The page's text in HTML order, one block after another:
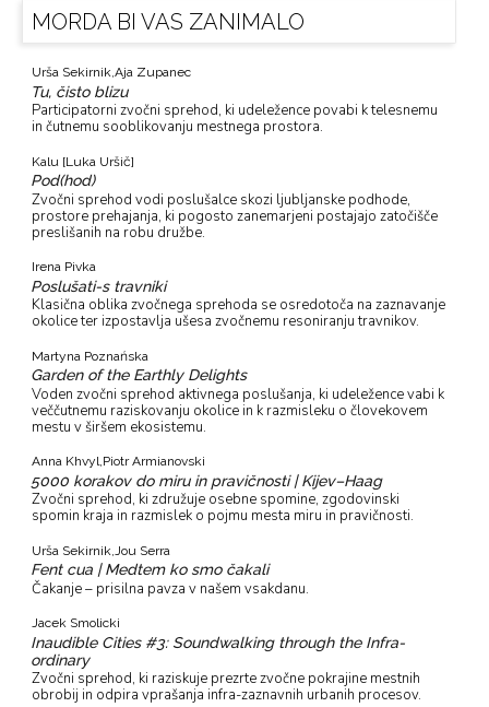
MORDA BI VAS ZANIMALO
Urša Sekirnik,Aja Zupanec
Tu, čisto blizu
Participatorni zvočni sprehod, ki udeležence povabi k telesnemu
in čutnemu sooblikovanju mestnega prostora.
Kalu [Luka Uršič]
Pod(hod)
Zvočni sprehod vodi poslušalce skozi ljubljanske podhode,
prostore prehajanja, ki pogosto zanemarjeni postajajo zatočišče
preslišanih na robu družbe.
Irena Pivka
Poslušati-s travniki
Klasična oblika zvočnega sprehoda se osredotoča na zaznavanje
okolice ter izpostavlja ušesa zvočnemu resoniranju travnikov.
Martyna Poznańska
Garden of the Earthly Delights
Voden zvočni sprehod aktivnega poslušanja, ki udeležence vabi k
veččutnemu raziskovanju okolice in k razmisleku o človekovem
mestu v širšem ekosistemu.
Anna Khvyl,Piotr Armianovski
5000 korakov do miru in pravičnosti | Kijev–Haag
Zvočni sprehod, ki združuje osebne spomine, zgodovinski
spomin kraja in razmislek o pojmu mesta miru in pravičnosti.
Urša Sekirnik, Jou Serra
Fent cua | Medtem ko smo čakali
Čakanje – prisilna pavza v našem vsakdanu.
Jacek Smolicki
Inaudible Cities #3: Soundwalking through the Infra-
ordinary
Zvočni sprehod, ki raziskuje prezrte zvočne pokrajine mestnih
obrobij in odpira vprašanja infra-zaznavnih urbanih procesov.